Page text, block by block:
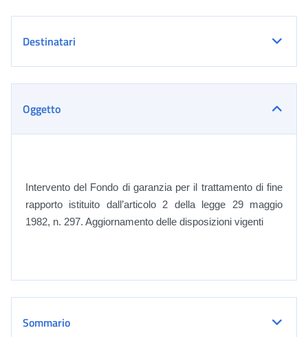
Destinatari
Oggetto
Intervento del Fondo di garanzia per il trattamento di fine
rapporto istituito dall’articolo 2 della legge 29 maggio
1982, n. 297. Aggiornamento delle disposizioni vigenti
Sommario